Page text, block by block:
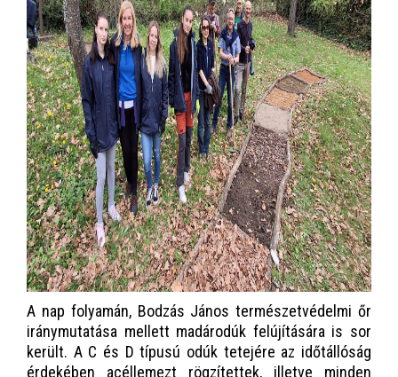
A nap folyamán, Bodzás János természetvédelmi őr
iránymutatása mellett madárodúk felújítására is sor
került. A C és D típusú odúk tetejére az időtállóság
érdekében acéllemezt rögzítettek, illetve minden